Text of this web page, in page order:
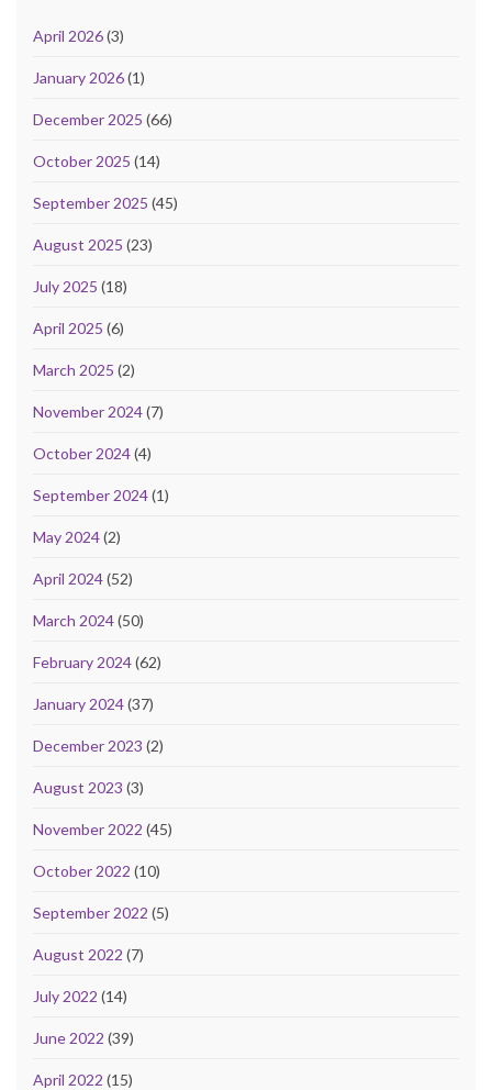
April 2026(3)
January 2026(1)
December 2025 (66)
October 2025 (14)
September 2025 (45)
August 2025 (23)
July 2025 (18)
April 2025 (6)
March 2025 (2)
November 2024(7)
October 2024(4)
September 2024(1)
May 2024(2)
April 2024(52)
March 2024(50)
February 2024(62)
January 2024(37)
December 2023 (2)
August 2023 (3)
November 2022 (45)
October 2022 (10)
September 2022 (5)
August 2022 (7)
July 2022 (14)
June 2022 (39)
April 2022 (15)